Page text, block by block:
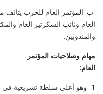
ب. المؤتمر العام للحزب يتالف
العام ونائب السكرتير العام
والمندوبين.
مهام وصلاحيات المؤتمر
1- وهو أعلى سلطة تشريعية في